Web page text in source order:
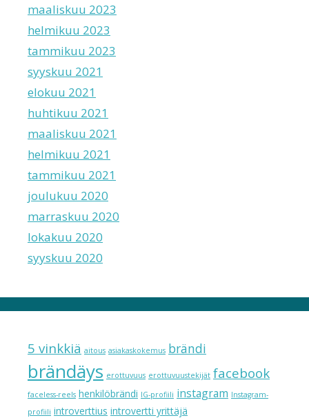
maaliskuu 2023
helmikuu 2023
tammikuu 2023
syyskuu 2021
elokuu 2021
huhtikuu 2021
maaliskuu 2021
helmikuu 2021
tammikuu 2021
joulukuu 2020
marraskuu 2020
lokakuu 2020
syyskuu 2020
5 vinkkiä aitous asiakaskokemus brändi
brändäys erottuvuus erottuvuustekijät facebook
faceless-reels henkilöbrändi IG-profiili instagram Instagram-
profiili introverttius introvertti yrittäjä